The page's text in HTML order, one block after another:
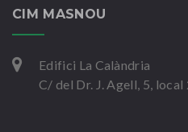
CIM MASNOU
Edifici La Calàndria
C/ del Dr. J. Agell, 5, local